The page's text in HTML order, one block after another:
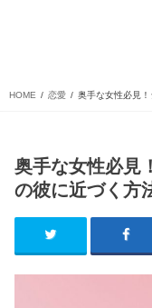
HOME 恋愛 奥手な女性必見
奥手な女性必見
の彼に近づく方